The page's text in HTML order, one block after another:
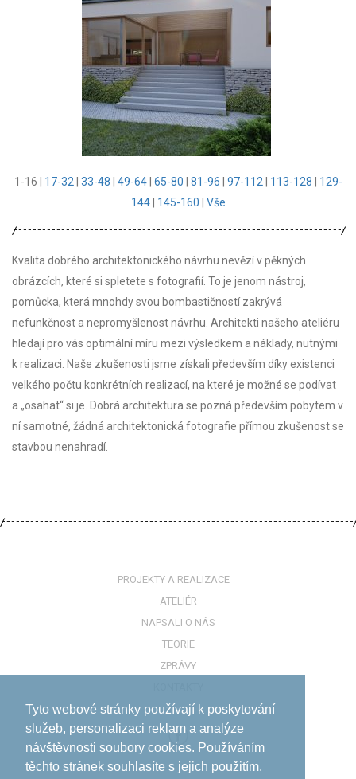
Tyto webové stránky používají k poskytování
služeb, personalizaci reklam a analýze
návštěvnosti soubory cookies. Používáním
těchto stránek souhlasíte s jejich použitím.
1-16 17-32 33-48 49-64| 65-80 81-96 97-112 113-128
129-
144| 145-160 Vše
Kvalita dobrého architektonického návrhu nevězí v pěkných
obrázcích, které si spletete s fotografií. To je jenom nástroj,
pomůcka, která mnohdy svou bombastičností zakrývá
nefunkčnost a nepromyšlenost návrhu. Architekti našeho ateliéru
hledají pro vás optimální míru mezi výsledkem a náklady, nutnými
k realizaci. Naše zkušenosti jsme získali především díky existenci
velkého počtu konkrétních realizací, na které je možné se podívat
a „osahat“ si je. Dobrá architektura se pozná především pobytem v
ní samotné, žádná architektonická fotografie přímou zkušenost se
stavbou nenahradí.
PROJEKTY A REALIZACE
ATELIÉR
NAPSALI O NÁS
TEORIE
ZPRÁVY